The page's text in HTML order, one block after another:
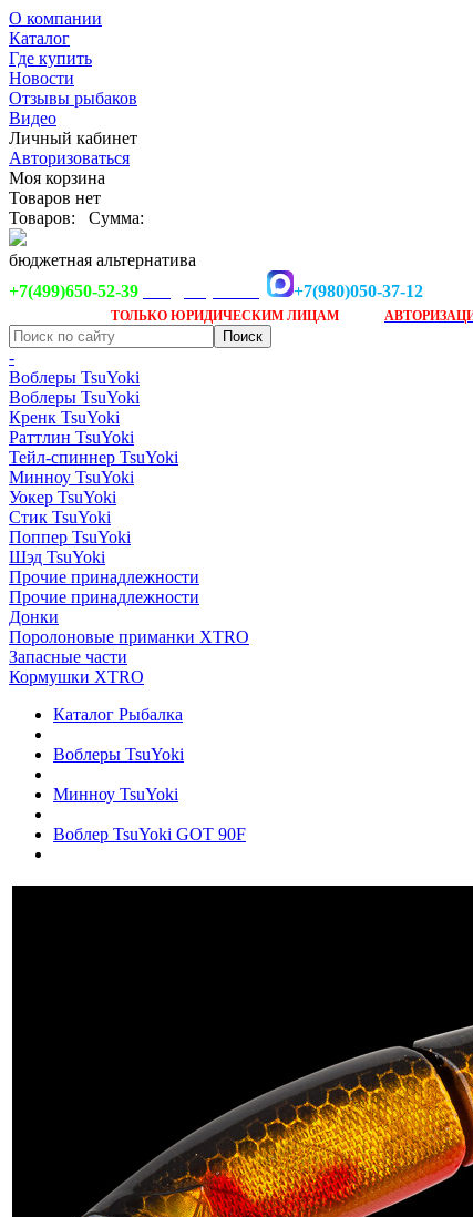
О компании
Каталог
Где купить
Новости
Отзывы рыбаков
Видео
Личный кабинет
Авторизоваться
Моя корзина
Товаров нет
Товаров:
Сумма:
бюджетная альтернатива
+7(499)650-52-39
+7(980)050-37-12
ТОЛЬКО ЮРИДИЧЕСКИМ ЛИЦАМ
-
Воблеры TsuYoki
Воблеры TsuYoki
Кренк TsuYoki
Раттлин TsuYoki
Тейл-спиннер TsuYoki
Минноу TsuYoki
Уокер TsuYoki
Стик TsuYoki
Поппер TsuYoki
Шэд TsuYoki
Прочие принадлежности
Прочие принадлежности
Донки
Поролоновые приманки XTRO
Запасные части
Кормушки XTRO
Каталог Рыбалка
Воблеры TsuYoki
Минноу TsuYoki
Воблер TsuYoki GOT 90F